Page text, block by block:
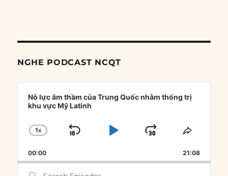
NGHE PODCAST NCQT
Audio
Player
Nỗ lực âm thầm của Trung Quốc nhằm thống trị
khu vực Mỹ Latinh
CHANGE
RATE
1X
SKIP
PLAYJUMP
FORWARD
SHARE
00:00 21:08
Search